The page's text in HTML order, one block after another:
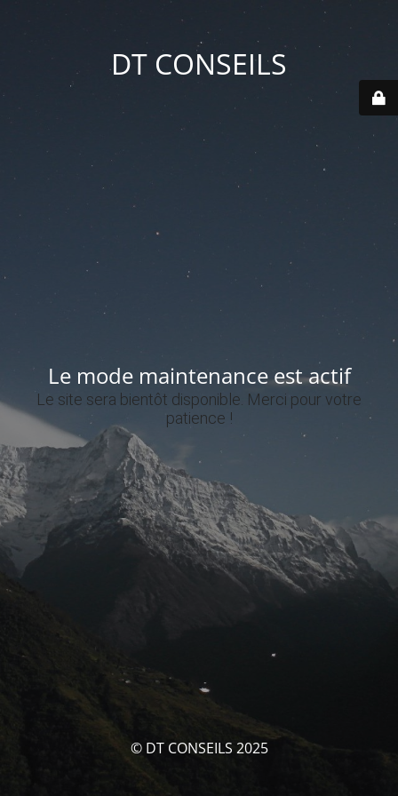
DT CONSEILS
Le mode maintenance est actif
Le site sera bientôt disponible. Merci pour votre
patience !
© DT CONSEILS 2025